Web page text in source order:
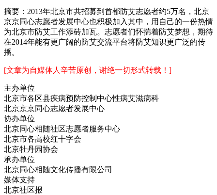
摘要： 2013年北京市共招募到首都防艾志愿者约5万名，北京
京京同心志愿者发展中心也积极加入其中，用自己的一份热情
为北京市防艾工作添砖加瓦。志愿者们怀揣着防艾梦想，期待
在2014年能有更广阔的防艾交流平台将防艾知识更广泛的传
播。
[文章为自媒体人辛苦原创，谢绝一切形式转载！]
主办单位
北京市各区县疾病预防控制中心性病艾滋病科
北京京京同心志愿者发展中心
协办单位
北京同心相随社区志愿者服务中心
北京市各高校红十字会
北京牡丹园协会
承办单位
北京同心相随文化传播有限公司
媒体支持
北京社区报